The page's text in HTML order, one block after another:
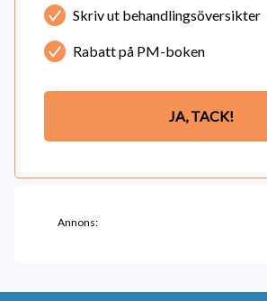
Skriv ut behandlingsöversikter
Rabatt på PM-boken
JA, TACK!
Annons: